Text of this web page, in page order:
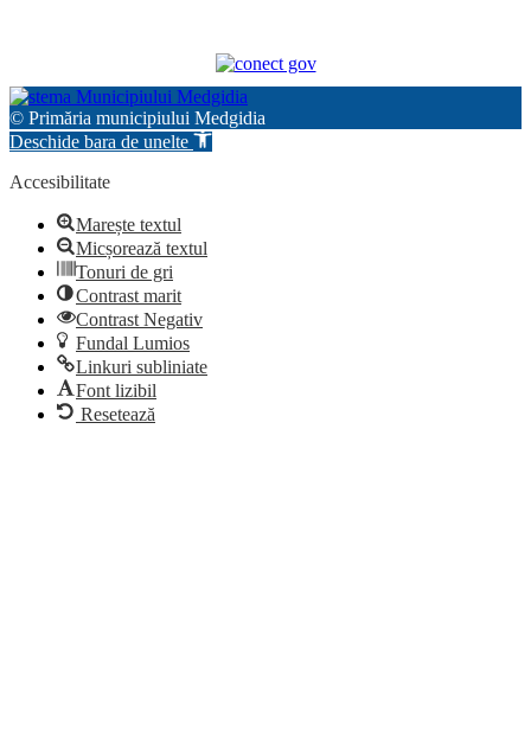
© Primăria municipiului Medgidia
Deschide bara de unelte
Accesibilitate
Marește textul
Micșorează textul
Tonuri de gri
Contrast marit
Contrast Negativ
Fundal Lumios
Linkuri subliniate
Font lizibil
Resetează